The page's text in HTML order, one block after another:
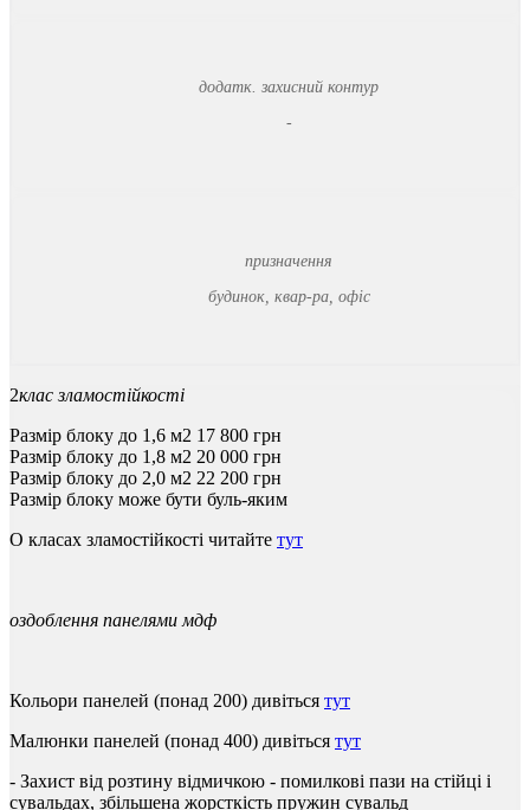
додатк. захисний контур
-
призначення
будинок, квар-ра, офіс
2клас зламостійкості
Размір блоку до 1,6 м2 17 800 грн
Размір блоку до 1,8 м2 20 000 грн
Размір блоку до 2,0 м2 22 200 грн
Размір блоку може бути буль-яким
О класах зламостійкості читайте тут
оздоблення панелями мдф
Кольори панелей (понад 200) дивіться тут
Малюнки панелей (понад 400) дивіться тут
- Захист від розтину відмичкою - помилкові пази на стійці і
сувальдах, збільшена жорсткість пружин сувальд